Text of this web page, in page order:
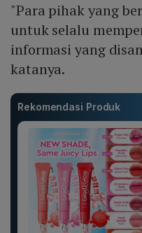
"Para pihak yang
untuk selalu
informasi yang
katanya.
Rekomendasi Produk